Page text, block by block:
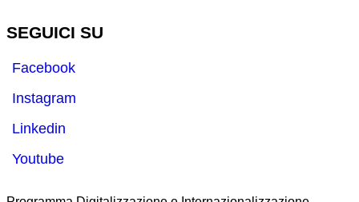
SEGUICI SU
Facebook
Instagram
Linkedin
Youtube